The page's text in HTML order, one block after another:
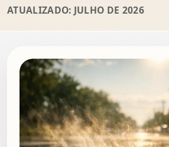
ATUALIZADO: JULHO DE 2026